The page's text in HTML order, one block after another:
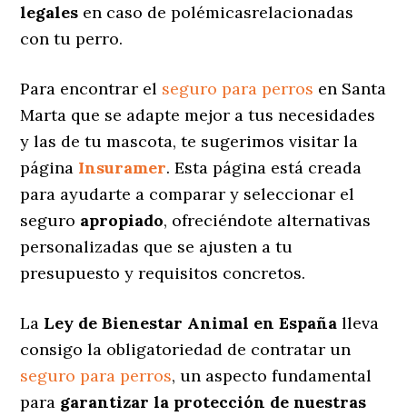
legales en caso de polémicasrelacionadas
con tu perro.
Para encontrar el seguro para perros en Santa
Marta que se adapte mejor a tus necesidades
y las de tu mascota, te sugerimos visitar la
página Insuramer. Esta página está creada
para ayudarte a comparar y seleccionar el
seguro apropiado, ofreciéndote alternativas
personalizadas que se ajusten a tu
presupuesto y requisitos concretos.
La Ley de Bienestar Animal en España lleva
consigo la obligatoriedad de contratar un
seguro para perros, un aspecto fundamental
para garantizar la protección de nuestras